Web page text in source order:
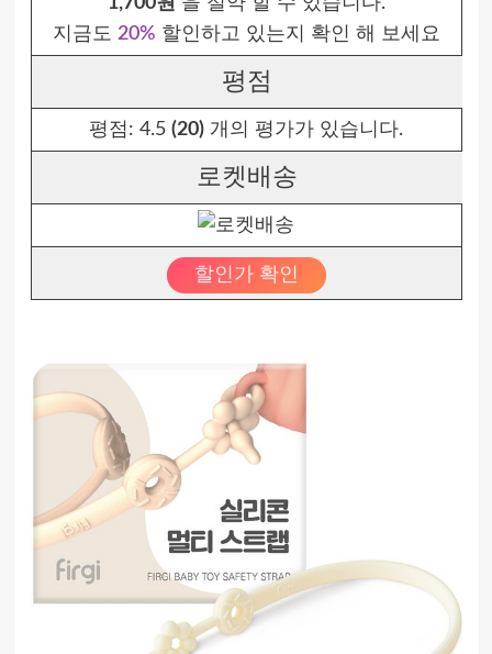
지금도 20% 할인하고 있는지 확인 해 보세요
평점
평점: 4.5 (20) 개의 평가가 있습니다.
로켓배송
할인가 확인